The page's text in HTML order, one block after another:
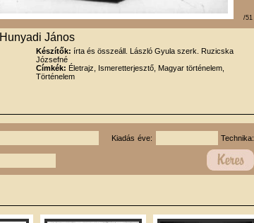
/51
Hunyadi János
Készítők: írta és összeáll. László Gyula szerk. Ruzicska
Józsefné
Címkék: Életrajz, Ismeretterjesztő, Magyar történelem,
Történelem
Kiadás éve: Technika: